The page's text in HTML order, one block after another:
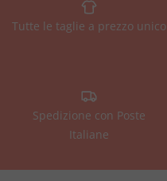
Tutte le taglie a prezzo unico
Spedizione con Poste
Italiane